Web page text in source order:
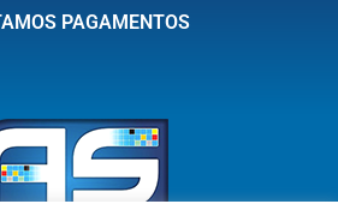
PAGAMENTOS